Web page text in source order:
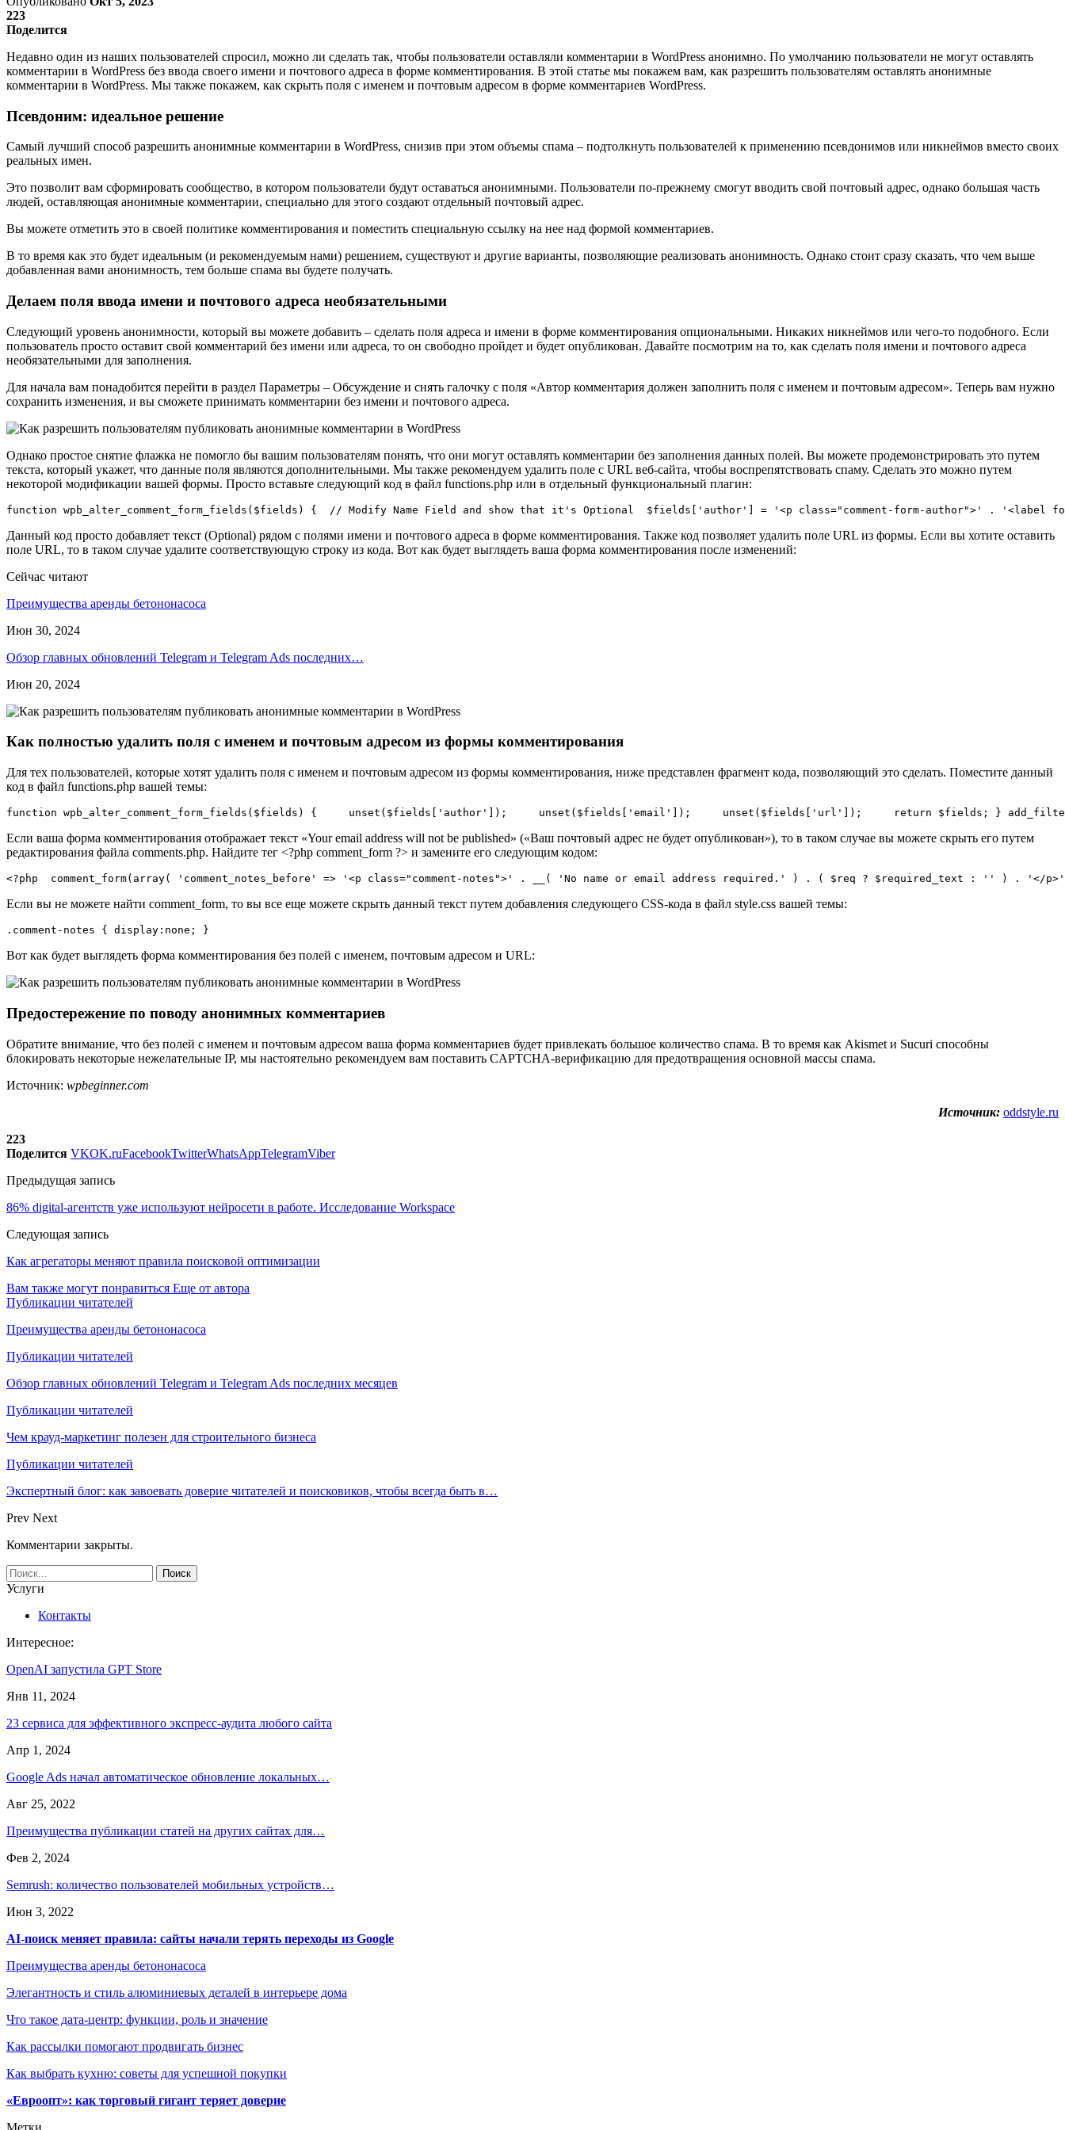
223
Поделится
Недавно один из наших пользователей спросил, можно ли сделать так, чтобы пользователи оставляли комментарии в WordPress анонимно. По умолчанию пользователи не могут оставлять
комментарии в WordPress без ввода своего имени и почтового адреса в форме комментирования. В этой статье мы покажем вам, как разрешить пользователям оставлять анонимные
комментарии в WordPress. Мы также покажем, как скрыть поля с именем и почтовым адресом в форме комментариев WordPress.
Псевдоним: идеальное решение
Самый лучший способ разрешить анонимные комментарии в WordPress, снизив при этом объемы спама – подтолкнуть пользователей к применению псевдонимов или никнеймов вместо своих
реальных имен.
Это позволит вам сформировать сообщество, в котором пользователи будут оставаться анонимными. Пользователи по-прежнему смогут вводить свой почтовый адрес, однако большая часть
людей, оставляющая анонимные комментарии, специально для этого создают отдельный почтовый адрес.
Вы можете отметить это в своей политике комментирования и поместить специальную ссылку на нее над формой комментариев.
В то время как это будет идеальным (и рекомендуемым нами) решением, существуют и другие варианты, позволяющие реализовать анонимность. Однако стоит сразу сказать, что чем выше
добавленная вами анонимность, тем больше спама вы будете получать.
Делаем поля ввода имени и почтового адреса необязательными
Следующий уровень анонимности, который вы можете добавить – сделать поля адреса и имени в форме комментирования опциональными. Никаких никнеймов или чего-то подобного. Если
пользователь просто оставит свой комментарий без имени или адреса, то он свободно пройдет и будет опубликован. Давайте посмотрим на то, как сделать поля имени и почтового адреса
необязательными для заполнения.
Для начала вам понадобится перейти в раздел Параметры – Обсуждение и снять галочку с поля «Автор комментария должен заполнить поля с именем и почтовым адресом». Теперь вам нужно
сохранить изменения, и вы сможете принимать комментарии без имени и почтового адреса.
Однако простое снятие флажка не помогло бы вашим пользователям понять, что они могут оставлять комментарии без заполнения данных полей. Вы можете продемонстрировать это путем
текста, который укажет, что данные поля являются дополнительными. Мы также рекомендуем удалить поле с URL веб-сайта, чтобы воспрепятствовать спаму. Сделать это можно путем
некоторой модификации вашей формы. Просто вставьте следующий код в файл functions.php или в отдельный функциональный плагин:
Данный код просто добавляет текст (Optional) рядом с полями имени и почтового адреса в форме комментирования. Также код позволяет удалить поле URL из формы. Если вы хотите оставить
поле URL, то в таком случае удалите соответствующую строку из кода. Вот как будет выглядеть ваша форма комментирования после изменений:
Сейчас читают
Преимущества аренды бетононасоса
Июн 30, 2024
Обзор главных обновлений Telegram и Telegram Ads последних…
Июн 20, 2024
Как полностью удалить поля с именем и почтовым адресом из формы комментирования
Для тех пользователей, которые хотят удалить поля с именем и почтовым адресом из формы комментирования, ниже представлен фрагмент кода, позволяющий это сделать. Поместите данный
код в файл functions.php вашей темы:
function wpb_alter_comment_form_fields($fields) {     unset($fields['author']);     unset($fields['email']);     unset($fields['url']);     return $fields; }
Если ваша форма комментирования отображает текст «Your email address will not be published» («Ваш почтовый адрес не будет опубликован»), то в таком случае вы можете скрыть его путем
редактирования файла comments.php. Найдите тег <?php comment_form ?> и замените его следующим кодом:
<?php  comment_form(array( 'comment_notes_before' => '<p class="comment-notes">' . __( 'No name or email address required.' ) . ( $req ? $required_text : '' ) . '</
Если вы не можете найти comment_form, то вы все еще можете скрыть данный текст путем добавления следующего CSS-кода в файл style.css вашей темы:
.comment-notes { display:none; }
Вот как будет выглядеть форма комментирования без полей с именем, почтовым адресом и URL:
Предостережение по поводу анонимных комментариев
Обратите внимание, что без полей с именем и почтовым адресом ваша форма комментариев будет привлекать большое количество спама. В то время как Akismet и Sucuri способны
блокировать некоторые нежелательные IP, мы настоятельно рекомендуем вам поставить CAPTCHA-верификацию для предотвращения основной массы спама.
Источник: wpbeginner.com
Источник: oddstyle.ru
223
Поделится VKOK.ruFacebookTwitterWhatsAppTelegramViber
Предыдущая запись
86% digital-агентств уже используют нейросети в работе. Исследование Workspace
Следующая запись
Как агрегаторы меняют правила поисковой оптимизации
Вам также могут понравиться Еще от автора
Публикации читателей
Преимущества аренды бетононасоса
Публикации читателей
Обзор главных обновлений Telegram и Telegram Ads последних месяцев
Публикации читателей
Чем крауд-маркетинг полезен для строительного бизнеса
Публикации читателей
Экспертный блог: как завоевать доверие читателей и поисковиков, чтобы всегда быть в…
Prev Next
Комментарии закрыты.
Услуги
Контакты
Интересное:
OpenAI запустила GPT Store
Янв 11, 2024
23 сервиса для эффективного экспресс-аудита любого сайта
Апр 1, 2024
Google Ads начал автоматическое обновление локальных…
Авг 25, 2022
Преимущества публикации статей на других сайтах для…
Фев 2, 2024
Semrush: количество пользователей мобильных устройств…
Июн 3, 2022
AI-поиск меняет правила: сайты начали терять переходы из Google
Преимущества аренды бетононасоса
Элегантность и стиль алюминиевых деталей в интерьере дома
Что такое дата-центр: функции, роль и значение
Как рассылки помогают продвигать бизнес
Как выбрать кухню: советы для успешной покупки
«Евроопт»: как торговый гигант теряет доверие
Метки